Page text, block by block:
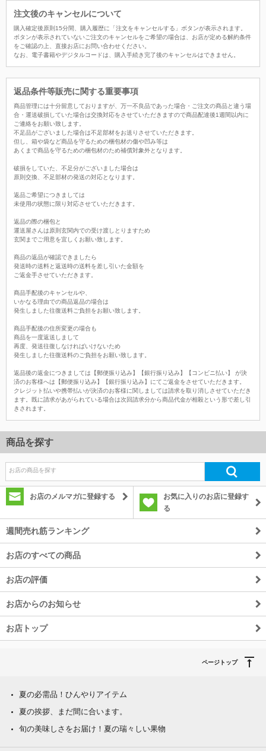
注文後のキャンセルについて
購入確定後原則15分間、購入履歴に「注文をキャンセルする」ボタンが表示されます。
ボタンが表示されていないご注文のキャンセルをご希望の場合は、お店が定める解約条件
をご確認の上、直接お店にお問い合わせください。
なお、電子書籍やデジタルコードは、購入手続き完了後のキャンセルはできません。
返品条件等販売に関する重要事項
商品管理には十分留意しておりますが、万一不良品であった場合・ご注文の商品と違う場
合・運送破損していた場合は交換対応をさせていただきますので商品配達後1週間以内に
ご連絡をお願い致します。
不足品がございました場合は不足部材をお送りさせていただきます。
但し、箱や袋など商品を守るための梱包材の傷や凹み等は
あくまで商品を守るための梱包材のため補償対象外となります。
破損をしていた、不足分がございました場合は
原則交換、不足部材の発送の対応となります。
返品ご希望につきましては
未使用の状態に限り対応させていただきます。
返品の際の梱包と
運送屋さんは原則玄関内での受け渡しとりますため
玄関までご用意を宜しくお願い致します。
商品の返品が確認できましたら
発送時の送料と返送時の送料を差し引いた金額を
ご返金手させていただきます。
商品手配後のキャンセルや、
いかなる理由での商品返品の場合は
発生しました往復送料ご負担をお願い致します。
商品手配後の住所変更の場合も
商品を一度返送しまして
再度、発送往復しなければいけないため
発生しました往復送料のご負担をお願い致します。
返品後の返金につきましては【郵便振り込み】【銀行振り込み】【コンビニ払い】 が決
済のお客様へは【郵便振り込み】【銀行振り込み】にてご返金をさせていただきます。
クレジット払いや携帯払いが決済のお客様に関しましては請求を取り消しさせていただき
ます。既に請求があがられている場合は次回請求分から商品代金が相殺という形で差し引
きされます。
商品を探す
お店のメルマガに登録する
お気に入りのお店に登録す
る
週間売れ筋ランキング
お店のすべての商品
お店の評価
お店からのお知らせ
お店トップ
ページトップ
夏の必需品！ひんやりアイテム
夏の挨拶、まだ間に合います。
旬の美味しさをお届け！夏の瑞々しい果物